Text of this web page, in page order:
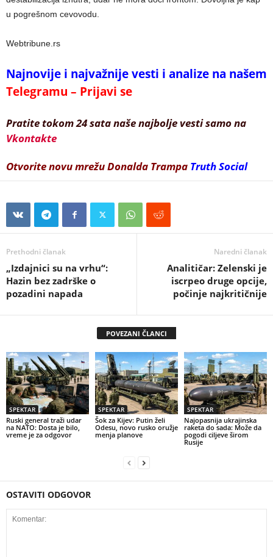
u pogrešnom cevovodu.
Webtribune.rs
Najnovije i najvažnije vesti i analize na našem
Telegramu – Prijavi se
Pratite tokom 24 sata naše najbolje vesti samo na
Vkontakte
Otvorite novu mrežu Donalda Trampa Truth Social
Prethodni članak
„Izdajnici su na vrhu“:
Hazin bez zadrške o
pozadini napada
Naredni članak
Analitičar: Zelenski je
iscrpeo druge opcije,
počinje najkritičnije
POVEZANI ČLANCI
SPEKTAR
Ruski general traži udar
na NATO: Dosta je bilo,
vreme je za odgovor
SPEKTAR
Šok za Kijev: Putin želi
Odesu, novo rusko oružje
menja planove
SPEKTAR
Najopasnija ukrajinska
raketa do sada: Može da
pogodi ciljeve širom
Rusije
OSTAVITI ODGOVOR